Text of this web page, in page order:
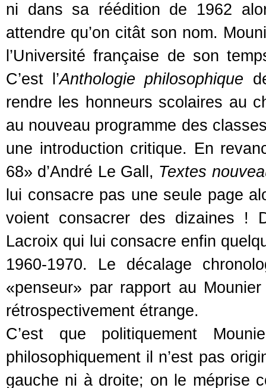
ni dans sa réédition de 1962
attendre qu’on citât son nom.
l’Université française de son
C’est l’Anthologie philosophique
rendre les honneurs scolaires au
au nouveau programme des
une introduction critique. En
68» d’André Le Gall, Textes
lui consacre pas une seule page
voient consacrer des dizaines !
Lacroix qui lui consacre enfin
1960-1970. Le décalage
«penseur» par rapport au
rétrospectivement étrange.
C’est que politiquement
philosophiquement il n’est pas
gauche ni à droite; on le méprise